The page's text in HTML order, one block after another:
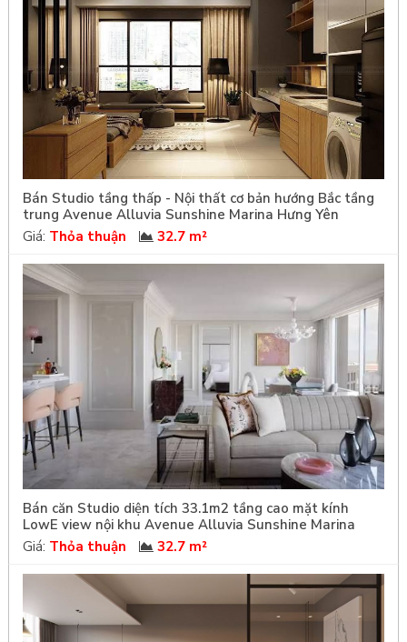
Bán Studio tầng thấp - Nội thất cơ bản hướng Bắc tầng
trung Avenue Alluvia Sunshine Marina Hưng Yên
Giá: Thỏa thuận 32.7 m²
Bán căn Studio diện tích 33.1m2 tầng cao mặt kính
LowE view nội khu Avenue Alluvia Sunshine Marina
Giá: Thỏa thuận 32.7 m²